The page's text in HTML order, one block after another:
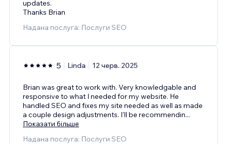
updates.
Thanks Brian
Надана послуга: Послуги SEO
5 Linda 12 черв. 2025
Brian was great to work with. Very knowledgable and
responsive to what I needed for my website. He
handled SEO and fixes my site needed as well as made
a couple design adjustments. I'll be recommendin...
Показати більше
Надана послуга: Послуги SEO